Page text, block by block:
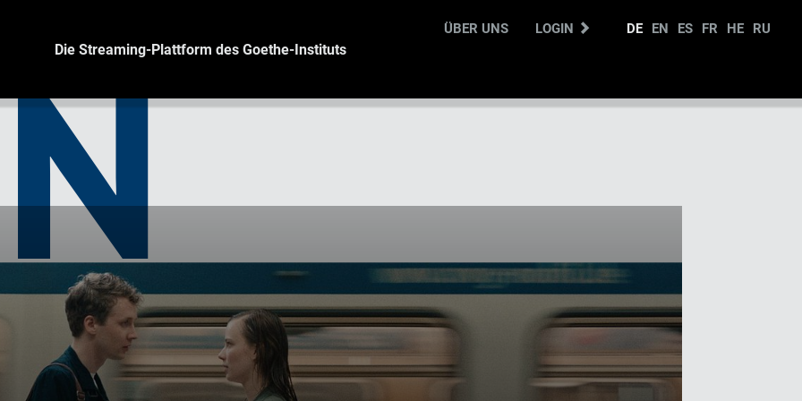
ÜBER UNS LOGIN DE EN ES FR HE RU
Die Streaming-Plattform des Goethe-Instituts